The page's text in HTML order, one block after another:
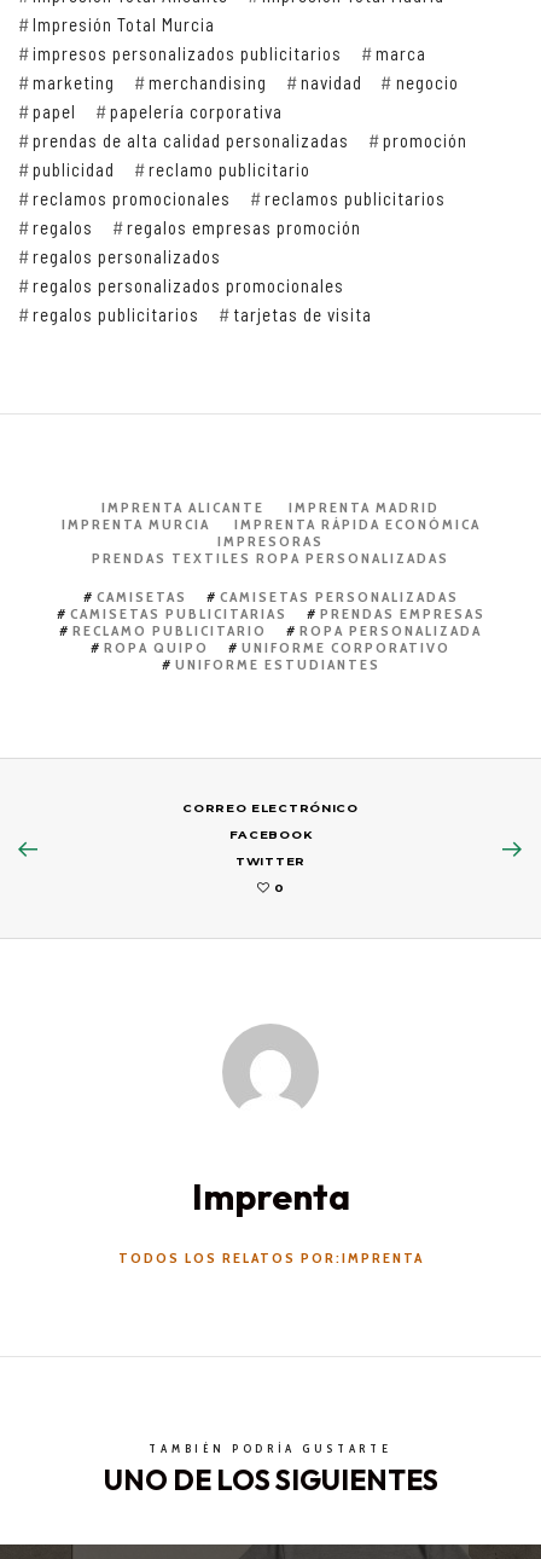
Impresión Total Murcia
impresos personalizados publicitarios
marca
marketing
merchandising navidad
negocio
papel
papelería corporativa
prendas de alta calidad personalizadas
promoción
publicidad
reclamo publicitario
reclamos promocionales
reclamos publicitarios
regalos
regalos empresas promoción
regalos personalizados
regalos personalizados promocionales
regalos publicitarios
tarjetas de visita
IMPRENTA ALICANTE
IMPRENTA MADRID
IMPRENTA MURCIA
IMPRENTA RÁPIDA ECONÓMICA
IMPRESORAS
PRENDAS TEXTILES ROPA PERSONALIZADAS
CAMISETAS
CAMISETAS PERSONALIZADAS
CAMISETAS PUBLICITARIAS
PRENDAS EMPRESAS
RECLAMO PUBLICITARIO
ROPA PERSONALIZADA
ROPA QUIPO
UNIFORME CORPORATIVO
UNIFORME ESTUDIANTES
CORREO ELECTRÓNICO
FACEBOOK
TWITTER
0
Imprenta
TODOS LOS RELATOS POR:IMPRENTA
TAMBIÉN PODRÍA GUSTARTE
UNO DE LOS SIGUIENTES